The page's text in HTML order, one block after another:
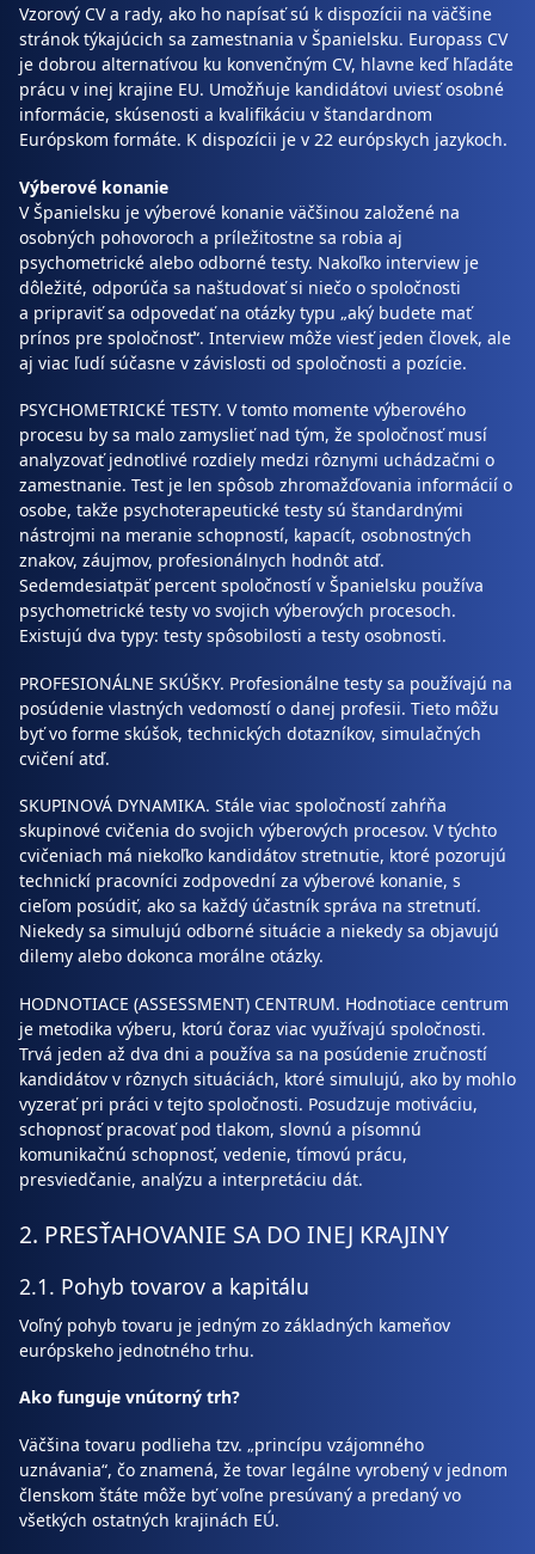
Vzorový CV a rady, ako ho napísať sú k dispozícii na väčšine
stránok týkajúcich sa zamestnania v Španielsku. Europass CV
je dobrou alternatívou ku konvenčným CV, hlavne keď hľadáte
prácu v inej krajine EU. Umožňuje kandidátovi uviesť osobné
informácie, skúsenosti a kvalifikáciu v štandardnom
Európskom formáte. K dispozícii je v 22 európskych jazykoch.
Výberové konanie
V Španielsku je výberové konanie väčšinou založené na
osobných pohovoroch a príležitostne sa robia aj
psychometrické alebo odborné testy. Nakoľko interview je
dôležité, odporúča sa naštudovať si niečo o spoločnosti
a pripraviť sa odpovedať na otázky typu „aký budete mať
prínos pre spoločnosť“. Interview môže viesť jeden človek, ale
aj viac ľudí súčasne v závislosti od spoločnosti a pozície.
PSYCHOMETRICKÉ TESTY. V tomto momente výberového
procesu by sa malo zamyslieť nad tým, že spoločnosť musí
analyzovať jednotlivé rozdiely medzi rôznymi uchádzačmi o
zamestnanie. Test je len spôsob zhromažďovania informácií o
osobe, takže psychoterapeutické testy sú štandardnými
nástrojmi na meranie schopností, kapacít, osobnostných
znakov, záujmov, profesionálnych hodnôt atď.
Sedemdesiatpäť percent spoločností v Španielsku používa
psychometrické testy vo svojich výberových procesoch.
Existujú dva typy: testy spôsobilosti a testy osobnosti.
PROFESIONÁLNE SKÚŠKY. Profesionálne testy sa používajú na
posúdenie vlastných vedomostí o danej profesii. Tieto môžu
byť vo forme skúšok, technických dotazníkov, simulačných
cvičení atď.
SKUPINOVÁ DYNAMIKA. Stále viac spoločností zahŕňa
skupinové cvičenia do svojich výberových procesov. V týchto
cvičeniach má niekoľko kandidátov stretnutie, ktoré pozorujú
technickí pracovníci zodpovední za výberové konanie, s
cieľom posúdiť, ako sa každý účastník správa na stretnutí.
Niekedy sa simulujú odborné situácie a niekedy sa objavujú
dilemy alebo dokonca morálne otázky.
HODNOTIACE (ASSESSMENT) CENTRUM. Hodnotiace centrum
je metodika výberu, ktorú čoraz viac využívajú spoločnosti.
Trvá jeden až dva dni a používa sa na posúdenie zručností
kandidátov v rôznych situáciách, ktoré simulujú, ako by mohlo
vyzerať pri práci v tejto spoločnosti. Posudzuje motiváciu,
schopnosť pracovať pod tlakom, slovnú a písomnú
komunikačnú schopnosť, vedenie, tímovú prácu,
presviedčanie, analýzu a interpretáciu dát.
2. PRESŤAHOVANIE SA DO INEJ KRAJINY
2.1. Pohyb tovarov a kapitálu
Voľný pohyb tovaru je jedným zo základných kameňov
európskeho jednotného trhu.
Ako funguje vnútorný trh?
Väčšina tovaru podlieha tzv. „princípu vzájomného
uznávania“, čo znamená, že tovar legálne vyrobený v jednom
členskom štáte môže byť voľne presúvaný a predaný vo
všetkých ostatných krajinách EÚ.